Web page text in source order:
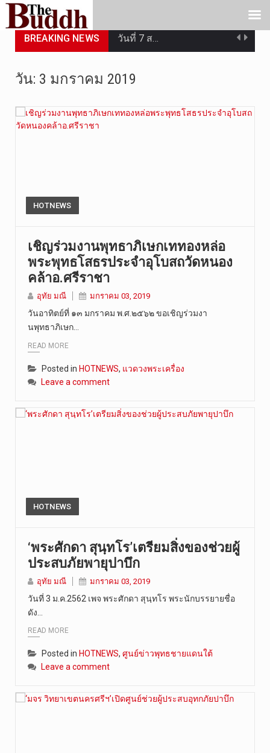
BREAKING NEWS วันที่ 7 ส…
วันที่ 5 ส…
วัน: 3 มกราคม 2019
HOTNEWS
เชิญร่วมงานพุทธาภิเษกเททองหล่อ
พระพุทธโสธรประจำอุโบสถวัดหนอง
คล้าอ.ศรีราชา
อุทัย มณี มกราคม 03, 2019
วันอาทิตย์ที่ ๑๓ มกราคม พ.ศ.๒๕๖๒ ขอเชิญร่วมงา
นพุทธาภิเษก…
READ MORE
Posted in HOTNEWS, แวดวงพระเครื่อง
Leave a comment
HOTNEWS
‘พระศักดา สุนฺทโร’เตรียมสิ่งของช่วยผู้
ประสบภัยพายุปาบึก
อุทัย มณี มกราคม 03, 2019
วันที่ 3 ม.ค.2562 เพจ พระศักดา สุนฺทโร พระนักบรรยายชื่อ
ดัง…
READ MORE
Posted in HOTNEWS, ศูนย์ข่าวพุทธชายแดนใต้
Leave a comment